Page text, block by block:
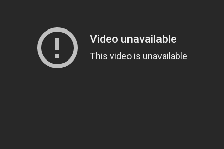
Venligst accepter marketing cookies for at se